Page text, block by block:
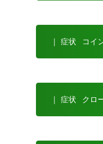
｜ 症状 コイ
｜ 症状 クロ